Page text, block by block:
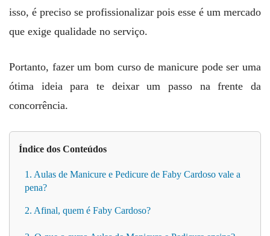
isso, é preciso se profissionalizar pois esse é um mercado
que exige qualidade no serviço.
Portanto, fazer um bom curso de manicure pode ser uma
ótima ideia para te deixar um passo na frente da
concorrência.
Índice dos Conteúdos
1. Aulas de Manicure e Pedicure de Faby Cardoso vale a
pena?
2. Afinal, quem é Faby Cardoso?